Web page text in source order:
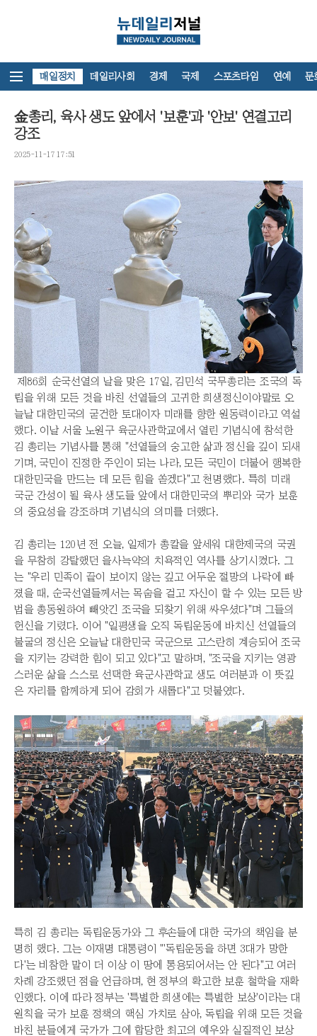
뉴스홈 매일정치 데일리사회 경제 국제 스포츠타임 연예 문
金총리, 육사 생도 앞에서 '보훈'과 '안보' 연결고리
강조
2025-11-17 17:51
제86회 순국선열의 날을 맞은 17일, 김민석 국무총리는 조국의 독
립을 위해 모든 것을 바친 선열들의 고귀한 희생정신이야말로 오
늘날 대한민국의 굳건한 토대이자 미래를 향한 원동력이라고 역설
했다. 이날 서울 노원구 육군사관학교에서 열린 기념식에 참석한
김 총리는 기념사를 통해 "선열들의 숭고한 삶과 정신을 깊이 되새
기며, 국민이 진정한 주인이 되는 나라, 모든 국민이 더불어 행복한
대한민국을 만드는 데 모든 힘을 쏟겠다"고 천명했다. 특히 미래
국군 간성이 될 육사 생도들 앞에서 대한민국의 뿌리와 국가 보훈
의 중요성을 강조하며 기념식의 의미를 더했다.
김 총리는 120년 전 오늘, 일제가 총칼을 앞세워 대한제국의 국권
을 무참히 강탈했던 을사늑약의 치욕적인 역사를 상기시켰다. 그
는 "우리 민족이 끝이 보이지 않는 깊고 어두운 절망의 나락에 빠
졌을 때, 순국선열들께서는 목숨을 걸고 자신이 할 수 있는 모든 방
법을 총동원하여 빼앗긴 조국을 되찾기 위해 싸우셨다"며 그들의
헌신을 기렸다. 이어 "일평생을 오직 독립운동에 바치신 선열들의
불굴의 정신은 오늘날 대한민국 국군으로 고스란히 계승되어 조국
을 지키는 강력한 힘이 되고 있다"고 말하며, "조국을 지키는 영광
스러운 삶을 스스로 선택한 육군사관학교 생도 여러분과 이 뜻깊
은 자리를 함께하게 되어 감회가 새롭다"고 덧붙였다.
특히 김 총리는 독립운동가와 그 후손들에 대한 국가의 책임을 분
명히 했다. 그는 이재명 대통령이 "'독립운동을 하면 3대가 망한
다'는 비참한 말이 더 이상 이 땅에 통용되어서는 안 된다"고 여러
차례 강조했던 점을 언급하며, 현 정부의 확고한 보훈 철학을 재확
인했다. 이에 따라 정부는 '특별한 희생에는 특별한 보상'이라는 대
원칙을 국가 보훈 정책의 핵심 가치로 삼아, 독립을 위해 모든 것을
바친 분들에게 국가가 그에 합당한 최고의 예우와 실질적인 보상